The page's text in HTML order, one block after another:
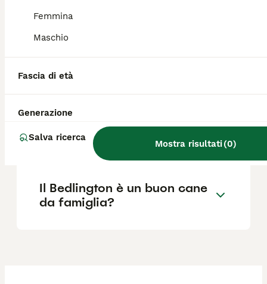
Femmina
Maschio
Fascia di età
Generazione
Salva ricerca
Mostra risultati(0)
Dove posso trovare
allevamenti di Bedlington
Terrier in Italia?
Il Bedlington è un buon cane
da famiglia?